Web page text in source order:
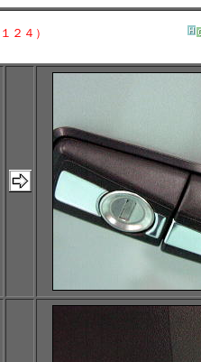
２４）